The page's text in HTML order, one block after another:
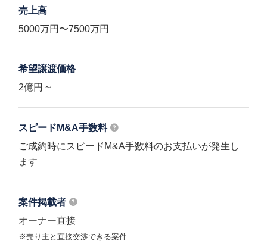
売上高
5000万円〜7500万円
希望譲渡価格
2億円 ~
スピードM&A手数料
ご成約時にスピードM&A手数料のお支払いが発生し
ます
案件掲載者
オーナー直接
※売り主と直接交渉できる案件